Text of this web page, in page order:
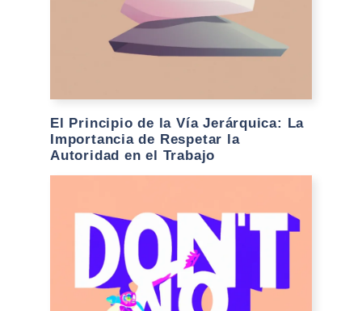
El Principio de la Vía Jerárquica: La
Importancia de Respetar la
Autoridad en el Trabajo